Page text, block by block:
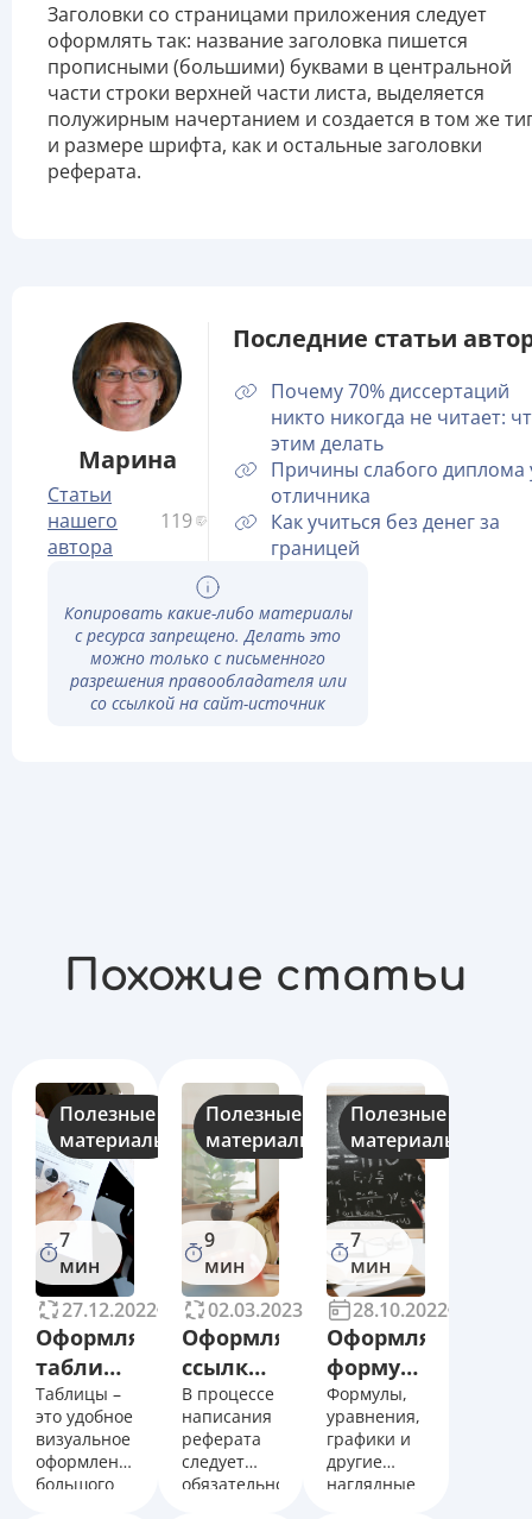
Заголовки со страницами приложения следует
оформлять так: название заголовка пишется
прописными (большими) буквами в центральной
части строки верхней части листа, выделяется
полужирным начертанием и создается в том же
и размере шрифта, как и остальные заголовки
реферата.
Марина
Статьи
нашего
автора
119
Последние статьи
Почему 70% диссертаций
никто никогда не читает:
этим делать
Причины слабого диплома
отличника
Как учиться без денег за
границей
Копировать какие-либо материалы
с ресурса запрещено. Делать это
можно только с письменного
разрешения правообладателя или
со ссылкой на сайт-источник
Похожие статьи
Полезные
материалы
7
мин
27.12.2022
27243
Оформляем
таблицы
в
реферате
правильно
Таблицы –
это удобное
визуальное
оформление
большого
Полезные
материалы
9
мин
02.03.2023
28021
Оформляем
ссылки
в
реферате
правильно
В процессе
написания
реферата
следует
обязательно
Полезные
материалы
7
мин
28.10.2022
Оформляем
формулы
в
дипломе,
реферате,
курсовой
Формулы,
уравнения,
графики и
другие
наглядные